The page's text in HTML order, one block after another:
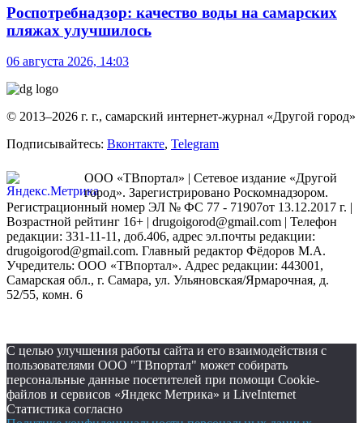
Роспотребнадзор: качество воды на самарских
пляжах улучшилось
06 августа 2026, 14:03
© 2013–2026 г. г., самарский интернет-журнал «Другой город»
Подписывайтесь: Вконтакте, Telegram
ООО «ТВпортал» | Сетевое издание «Другой
город». Зарегистрировано Роскомнадзором.
Регистрационный номер ЭЛ № ФС 77 - 71907от 13.12.2017 г. |
Возрастной рейтинг 16+ | drugoigorod@gmail.com | Телефон
редакции: 331-11-11, доб.406, адрес эл.почты редакции:
drugoigorod@gmail.com. Главный редактор Фёдоров М.А.
Учредитель: ООО «ТВпортал». Адрес редакции: 443001,
Самарская обл., г. Самара, ул. Ульяновская/Ярмарочная, д.
52/55, комн. 6
С целью улучшения работы сайта и его взаимодействия с
пользователями ООО "ТВпортал" может собирать
персональные данные посетителей при помощи Cookie-
файлов и сервисов «Яндекс Метрика» и LiveInternet
Статистика согласно